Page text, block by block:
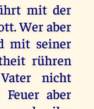
mit der
Wer aber
mit seiner
rühren
nicht
aber